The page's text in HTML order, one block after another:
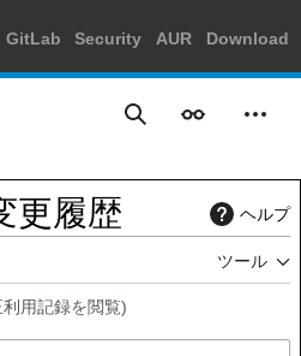
GitLab Security AUR Download
検索 表示 個人
更履歴 ヘルプ
ツール
用記録を閲覧)